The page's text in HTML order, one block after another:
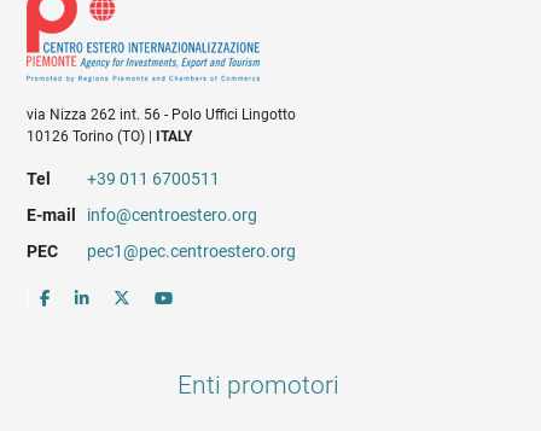
via Nizza 262 int. 56 - Polo Uffici Lingotto
10126 Torino (TO) |
ITALY
Tel
+39 011 6700511
E-mail
info@centroestero.org
PEC
pec1@pec.centroestero.org
Enti promotori